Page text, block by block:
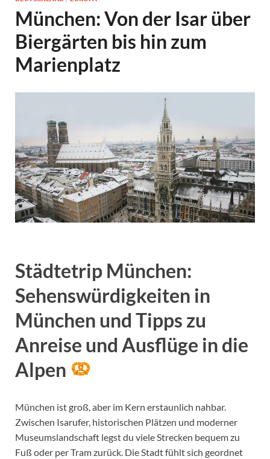
München: Von der Isar über
Biergärten bis hin zum
Marienplatz
Städtetrip München:
Sehenswürdigkeiten in
München und Tipps zu
Anreise und Ausflüge in die
Alpen
München ist groß, aber im Kern erstaunlich nahbar.
Zwischen Isarufer, historischen Plätzen und moderner
Museumslandschaft legst du viele Strecken bequem zu
Fuß oder per Tram zurück. Die Stadt fühlt sich geordnet